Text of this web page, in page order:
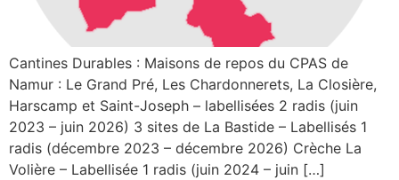
Cantines Durables : Maisons de repos du CPAS de
Namur : Le Grand Pré, Les Chardonnerets, La Closière,
Harscamp et Saint-Joseph – labellisées 2 radis (juin
2023 – juin 2026) 3 sites de La Bastide – Labellisés 1
radis (décembre 2023 – décembre 2026) Crèche La
Volière – Labellisée 1 radis (juin 2024 – juin […]